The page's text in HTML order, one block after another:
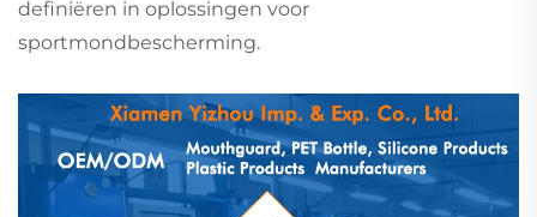
definiëren in oplossingen voor
sportmondbescherming.